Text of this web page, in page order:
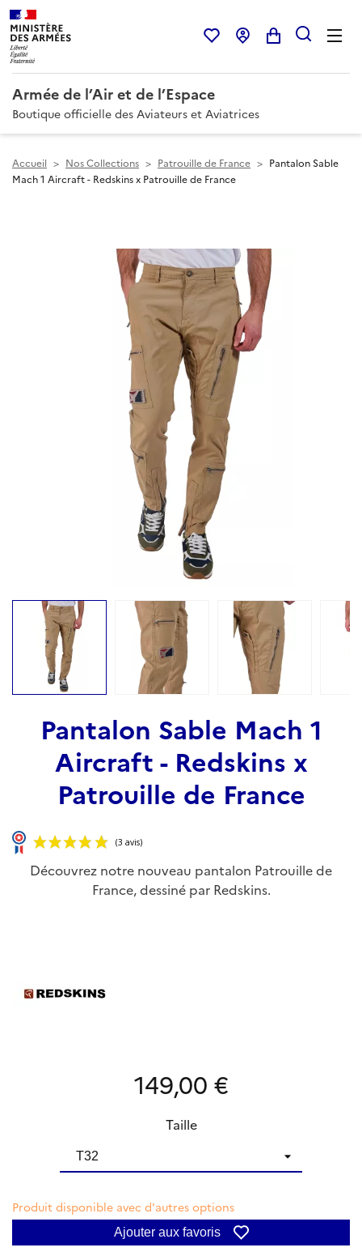
Armée de l’Air et de l’Espace
Boutique officielle des Aviateurs et Aviatrices
Accueil > Nos Collections > Patrouille de France > Pantalon Sable
Mach 1 Aircraft - Redskins x Patrouille de France
Pantalon Sable Mach 1
Aircraft - Redskins x
Patrouille de France
Découvrez notre nouveau pantalon Patrouille de
France, dessiné par Redskins.
149,00 €
Taille
Produit disponible avec d'autres options
Ajouter aux favoris